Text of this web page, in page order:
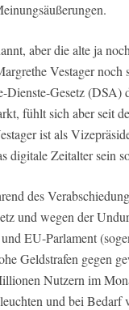
aber die alte ja
Vestager noch
Gesetz (DSA)
fühlt sich aber seit
ist als
digitale Zeitalter sein
des
und wegen der
EU-Parlament
Geldstrafen gegen
Nutzern im
und bei Bedarf